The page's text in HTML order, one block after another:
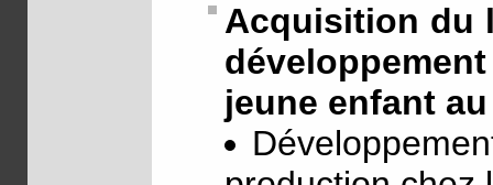
Acquisition du
jeune enfant